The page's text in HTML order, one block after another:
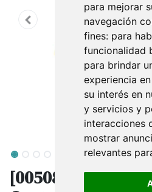
para mejorar
navegación
fines: para
funcionalidad
para brindar
experiencia
su interés en
y servicios y
interacciones
mostrar
relevantes
[005087] Percha